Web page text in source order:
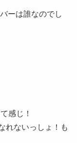
ーは誰なのでし
感じ！
れないっしょ！も